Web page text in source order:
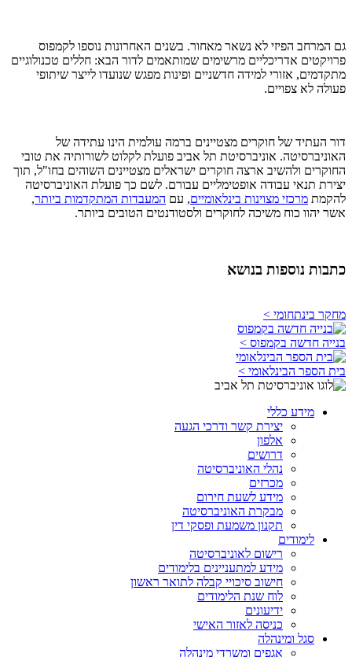
גם המרחב הפיזי לא נשאר מאחור. בשנים האחרונות נוספו לקמפוס
פרויקטים אדריכליים מרשימים שמותאמים לדור הבא: חללים טכנולוגיים
מתקדמים, אזורי למידה חדשניים ופינות מפגש שנועדו לייצר שיתופי
פעולה לא צפויים.
דור העתיד של חוקרים מצטיינים ברמה עולמית הינו עתידה של
האוניברסיטה. אוניברסיטת תל אביב פועלת לקלוט לשורותיה את טובי
החוקרים ולהשיב ארצה חוקרים ישראלים מצטיינים השוהים בחו"ל, תוך
יצירת תנאי עבודה אופטימליים עבורם. לשם כך פועלת האוניברסיטה
להקמת מרכזי מצוינות בינלאומיים, עם המעבדות המתקדמות ביותר,
אשר יהוו כוח משיכה לחוקרים ולסטודנטים הטובים ביותר.
כתבות נוספות בנושא
מחקר בינתחומי >
בנייה חדשה בקמפוס >
בית הספר הבינלאומי >
מידע כללי
יצירת קשר ודרכי הגעה
אלפון
דרושים
נהלי האוניברסיטה
מכרזים
מידע לשעת חירום
מבקרת האוניברסיטה
תקנון משמעת ופסקי דין
לימודים
רישום לאוניברסיטה
מידע למתעניינים בלימודים
חישוב סיכויי קבלה לתואר ראשון
לוח שנת הלימודים
ידיעונים
כניסה לאזור האישי
סגל ומינהלה
אגפים ומשרדי מינהלה